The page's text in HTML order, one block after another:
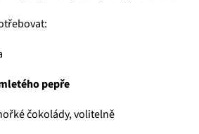
pepře
čokolády, volitelně